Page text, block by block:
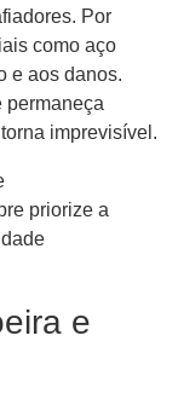
Por
como aço
e aos danos.
permaneça
imprevisível.
priorize a
e